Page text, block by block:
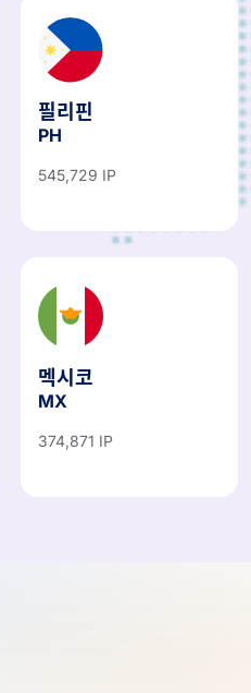
필리핀
PH
545,729 IP
멕시코
MX
374,871 IP